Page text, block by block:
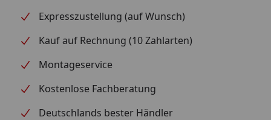
Haltbarkeit Tinte ungeöffnet:31-12-2022. Gutes
Expresszustellung (auf Wunsch)
Kauf auf Rechnung (10 Zahlarten)
Montageservice
Kostenlose Fachberatung
Deutschlands bester Händler